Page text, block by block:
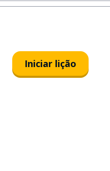
Iniciar lição